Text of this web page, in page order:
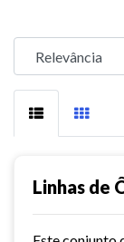
Linhas de